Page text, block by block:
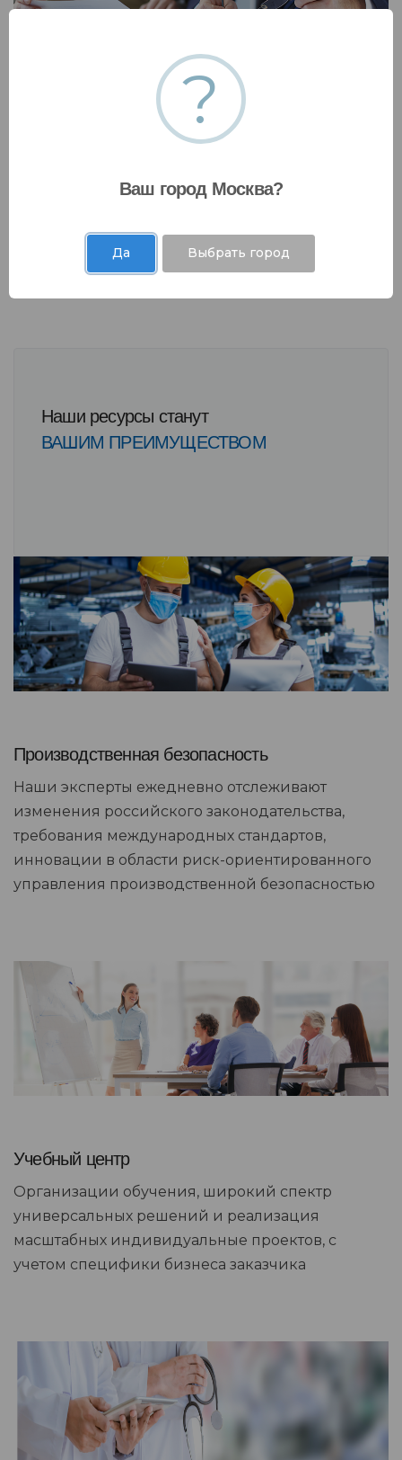
Постановка на учет объектов НВОС
Поставим на учет новый объект негативного
Наши ресурсы станут
ВАШИМ ПРЕИМУЩЕСТВОМ
Производственная безопасность
Наши эксперты ежедневно отслеживают
изменения российского законодательства,
требования международных стандартов,
инновации в области риск-ориентированного
управления производственной безопасностью
Учебный центр
Организации обучения, широкий спектр
универсальных решений и реализация
масштабных индивидуальные проектов, с
учетом специфики бизнеса заказчика
?
Ваш город Москва?
Да Выбрать город